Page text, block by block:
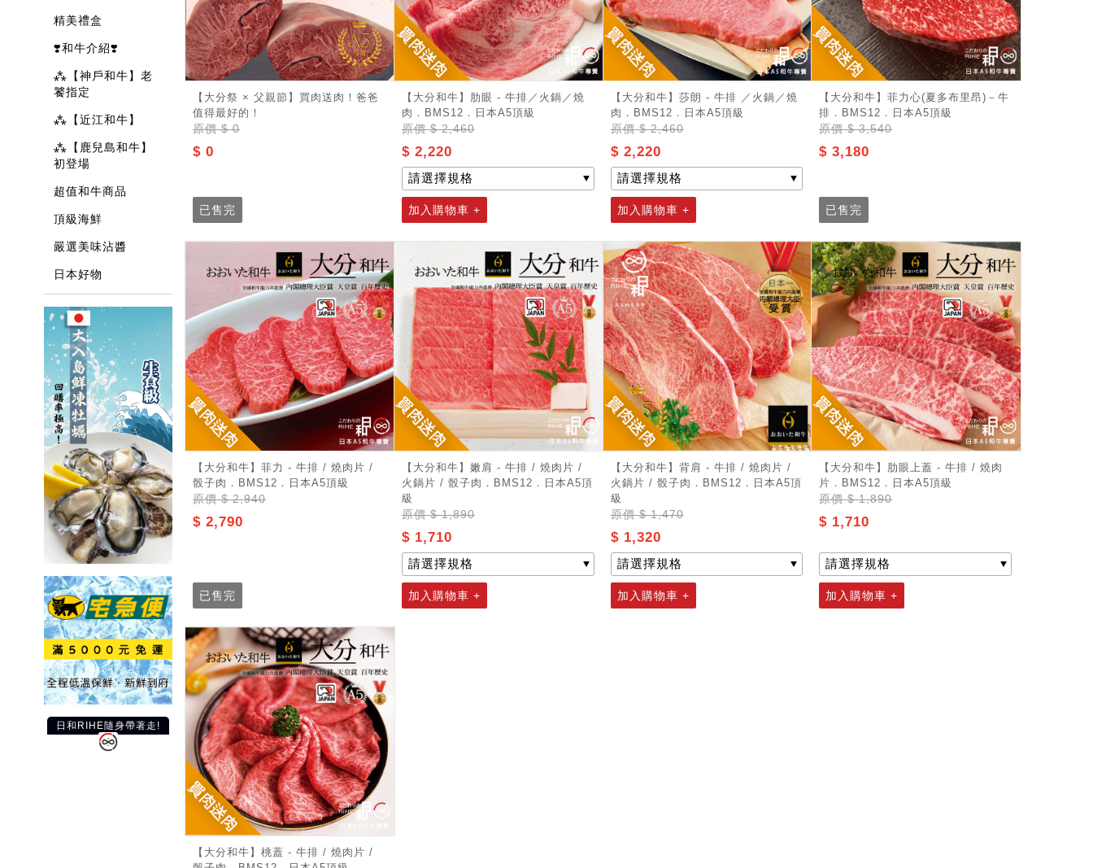
精美禮盒
❣️和牛介紹❣️
⁂【神戶和牛】老
饕指定
⁂【近江和牛】
⁂【鹿兒島和牛】
初登場
超值和牛商品
頂級海鮮
嚴選美味沾醬
日本好物
日和RIHE隨身帶著走!
【大分祭 × 父親節】買肉送肉！爸爸
值得最好的！
原價$ 0
$ 0
已售完
【大分和牛】肋眼 - 牛排／火鍋／燒
肉．BMS12．日本A5頂級
原價$ 2,460
$ 2,220
加入購物車 +
【大分和牛】莎朗 - 牛排 ／火鍋／燒
肉．BMS12．日本A5頂級
原價$ 2,460
$ 2,220
加入購物車 +
【大分和牛】菲力心(夏多布里昂)－牛
排．BMS12．日本A5頂級
原價$ 3,540
$ 3,180
已售完
【大分和牛】菲力 - 牛排 / 燒肉片 /
骰子肉．BMS12．日本A5頂級
原價$ 2,940
$ 2,790
已售完
【大分和牛】嫩肩 - 牛排 / 燒肉片 /
火鍋片 / 骰子肉．BMS12．日本A5頂
級
原價$ 1,890
$ 1,710
加入購物車 +
【大分和牛】背肩 - 牛排 / 燒肉片 /
火鍋片 / 骰子肉．BMS12．日本A5頂
級
原價$ 1,470
$ 1,320
加入購物車 +
【大分和牛】肋眼上蓋 - 牛排 / 燒肉
片．BMS12．日本A5頂級
原價$ 1,890
$ 1,710
加入購物車 +
【大分和牛】桃蓋 - 牛排 / 燒肉片 /
記住帳號